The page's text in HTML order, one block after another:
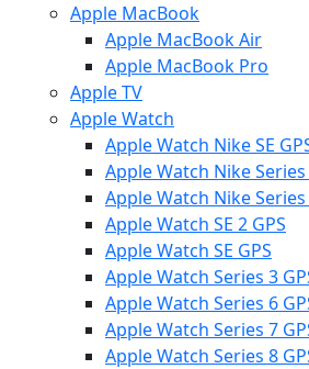
Apple MacBook
Apple MacBook Air
Apple MacBook Pro
Apple TV
Apple Watch
Apple Watch Nike SE
Apple Watch Nike Series
Apple Watch Nike Series
Apple Watch SE 2 GPS
Apple Watch SE GPS
Apple Watch Series 3
Apple Watch Series 6
Apple Watch Series 7
Apple Watch Series 8